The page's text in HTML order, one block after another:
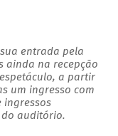
entrada pela
ainda na recepção
a partir
um ingresso com
ingressos
auditório.